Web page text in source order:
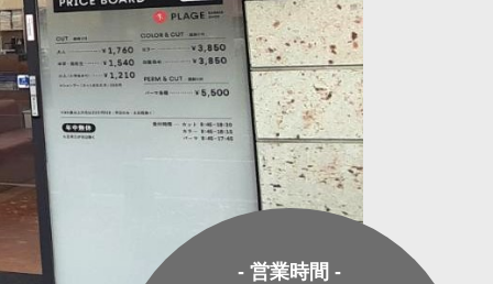
- 営業時間 -